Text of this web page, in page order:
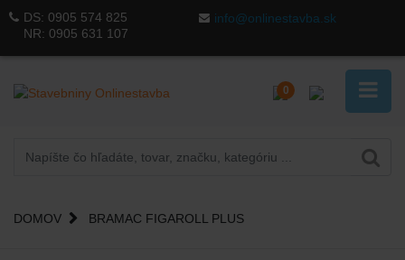
DS: 0905 574 825
NR: 0905 631 107
info@onlinestavba.sk
0
DOMOV BRAMAC FIGAROLL PLUS